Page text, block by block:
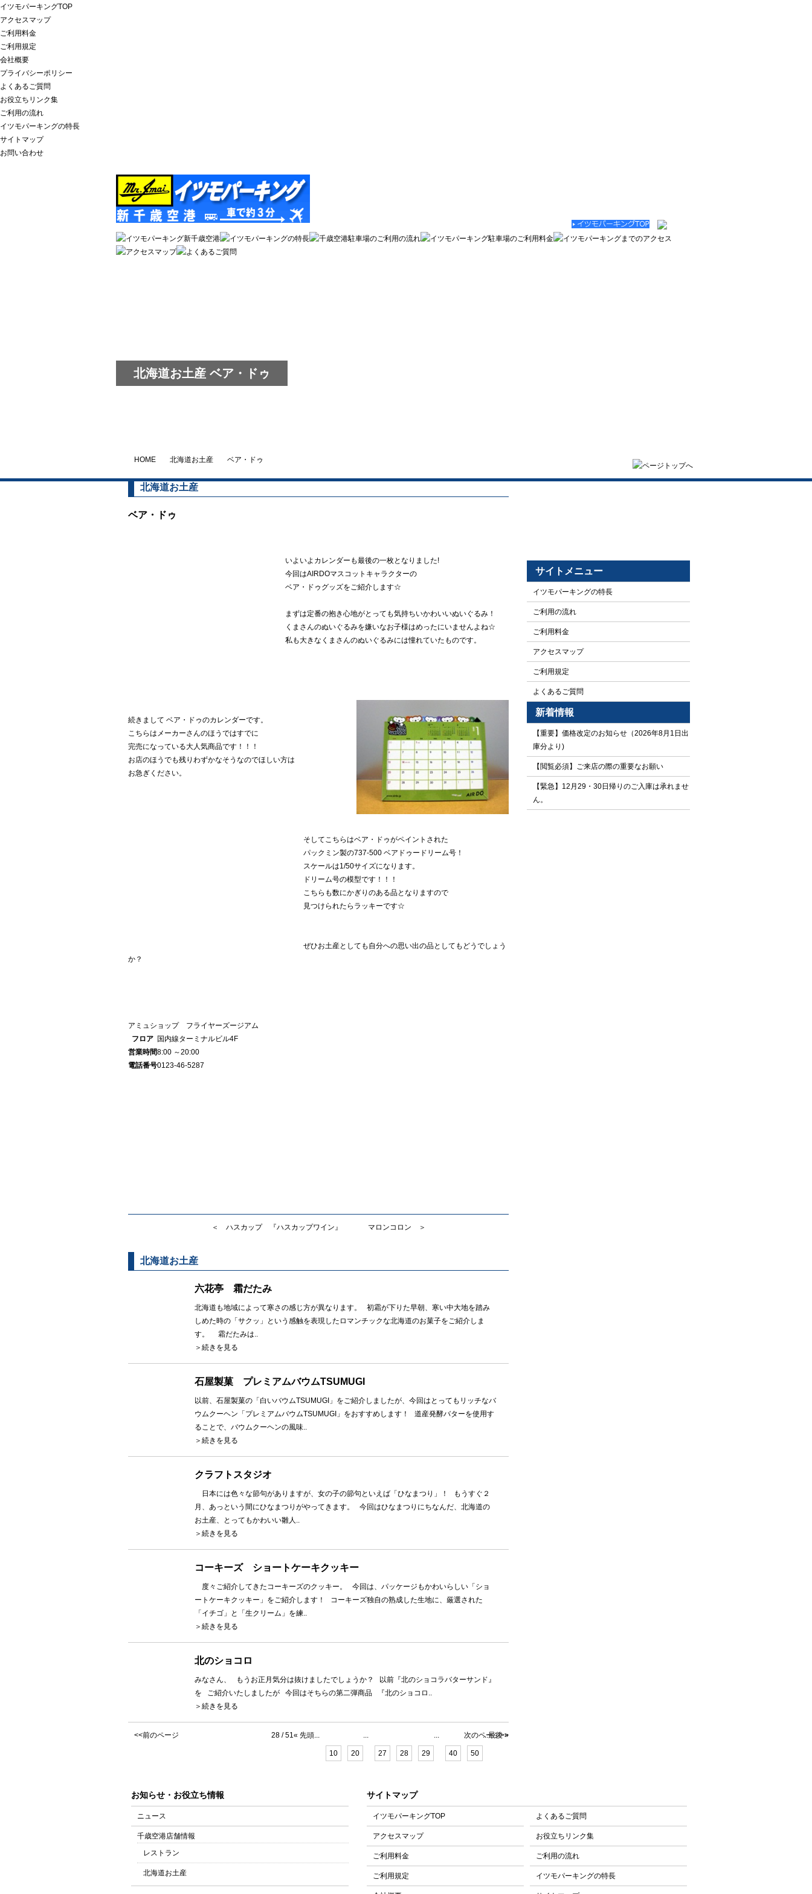
イツモパーキングTOP
アクセスマップ
ご利用料金
ご利用規定
会社概要
プライバシーポリシー
よくあるご質問
お役立ちリンク集
ご利用の流れ
イツモパーキングの特長
サイトマップ
お問い合わせ
北海道お土産 ベア・ドゥ
HOME 北海道お土産 ベア・ドゥ
北海道お土産
ベア・ドゥ
いよいよカレンダーも最後の一枚となりました!
今回はAIRDOマスコットキャラクターの
ベア・ドゥグッズをご紹介します☆
まずは定番の抱き心地がとっても気持ちいかわいいぬいぐるみ！
くまさんのぬいぐるみを嫌いなお子様はめったにいませんよね☆
私も大きなくまさんのぬいぐるみには憧れていたものです。
続きまして ベア・ドゥのカレンダーです。
こちらはメーカーさんのほうではすでに
完売になっている大人気商品です！！！
お店のほうでも残りわずかなそうなのでほしい方は
お急ぎください。
そしてこちらはベア・ドゥがペイントされた
パックミン製の737-500 ベアドゥードリーム号！
スケールは1/50サイズになります。
ドリーム号の模型です！！！
こちらも数にかぎりのある品となりますので
見つけられたらラッキーです☆
ぜひお土産としても自分への思い出の品としてもどうでしょう
か？
アミュショップ フライヤーズージアム
フロア 国内線ターミナルビル4F
営業時間8:00 ～20:00
電話番号0123-46-5287
＜ ハスカップ 『ハスカップワイン』 マロンコロン ＞
北海道お土産
六花亭 霜だたみ
北海道も地域によって寒さの感じ方が異なります。 初霜が下りた早朝、寒い中大地を踏み
しめた時の「サクッ」という感触を表現したロマンチックな北海道のお菓子をご紹介しま
す。 霜だたみは..
＞続きを見る
石屋製菓 プレミアムバウムTSUMUGI
以前、石屋製菓の「白いバウムTSUMUGI」をご紹介しましたが、今回はとってもリッチなバ
ウムクーヘン「プレミアムバウムTSUMUGI」をおすすめします！ 道産発酵バターを使用す
ることで、バウムクーヘンの風味..
＞続きを見る
クラフトスタジオ
日本には色々な節句がありますが、女の子の節句といえば「ひなまつり」！ もうすぐ２
月、あっという間にひなまつりがやってきます。 今回はひなまつりにちなんだ、北海道の
お土産、とってもかわいい雛人..
＞続きを見る
コーキーズ ショートケーキクッキー
度々ご紹介してきたコーキーズのクッキー。 今回は、パッケージもかわいらしい「ショ
ートケーキクッキー」をご紹介します！ コーキーズ独自の熟成した生地に、厳選された
「イチゴ」と「生クリーム」を練..
＞続きを見る
北のショコロ
みなさん、 もうお正月気分は抜けましたでしょうか？ 以前『北のショコラバターサンド』
を ご紹介いたしましたが 今回はそちらの第二弾商品 『北のショコロ..
＞続きを見る
28 / 51« 先頭
<<前のページ ...
10 20
...
27 28 29
...
40 50
...
次のページ>>
最後 »
サイトメニュー
イツモパーキングの特長
ご利用の流れ
ご利用料金
アクセスマップ
ご利用規定
よくあるご質問
新着情報
【重要】価格改定のお知らせ（2026年8月1日出
庫分より)
【閲覧必須】ご来店の際の重要なお願い
【緊急】12月29・30日帰りのご入庫は承れませ
ん。
お知らせ・お役立ち情報
ニュース
千歳空港店舗情報
レストラン
北海道お土産
サイトマップ
イツモパーキングTOP
アクセスマップ
ご利用料金
ご利用規定
よくあるご質問
お役立ちリンク集
ご利用の流れ
イツモパーキングの特長